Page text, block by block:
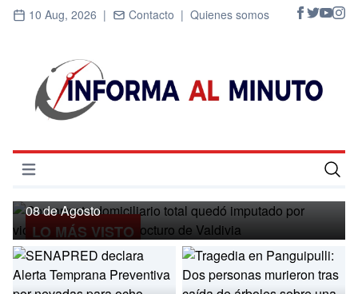
10 Aug, 2026 | Contacto | Quienes somos
Abrir menú
Inicio
Cultura
Deportes
LO MÁS VISTO
Regional
Con arresto domiciliario total quedó
imputado por violación en un local
08 de Agosto